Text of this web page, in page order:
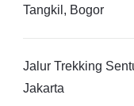
Tangkil, Bogor
Jalur Trekking
Jakarta